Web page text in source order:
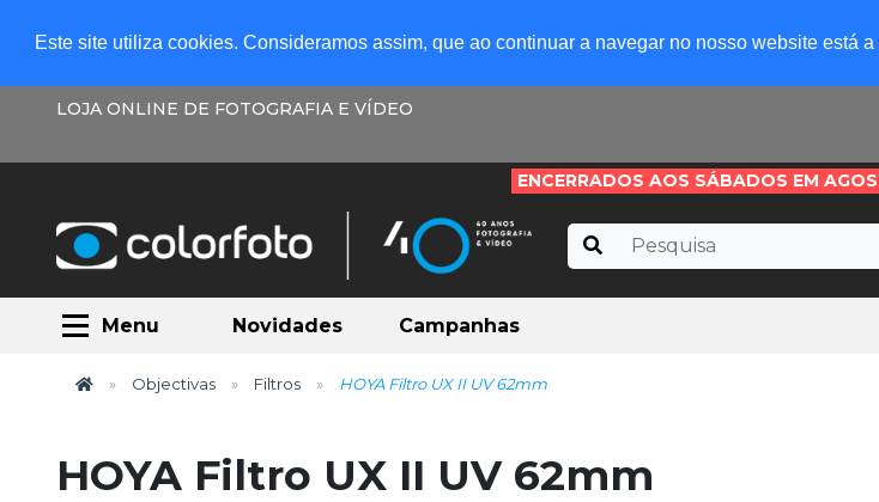
Este site utiliza cookies. Consideramos assim, que ao continuar a navegar no nosso website está
LOJA ONLINE DE FOTOGRAFIA E VÍDEO
ENCERRADOS AOS SÁBADOS EM
Menu Novidades Campanhas
Objectivas Filtros HOYA Filtro UX II UV 62mm
HOYA Filtro UX II UV 62mm